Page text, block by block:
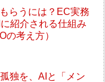
らうには？EC実務
紹介される仕組み
の考え方）
独を、AIと「メン